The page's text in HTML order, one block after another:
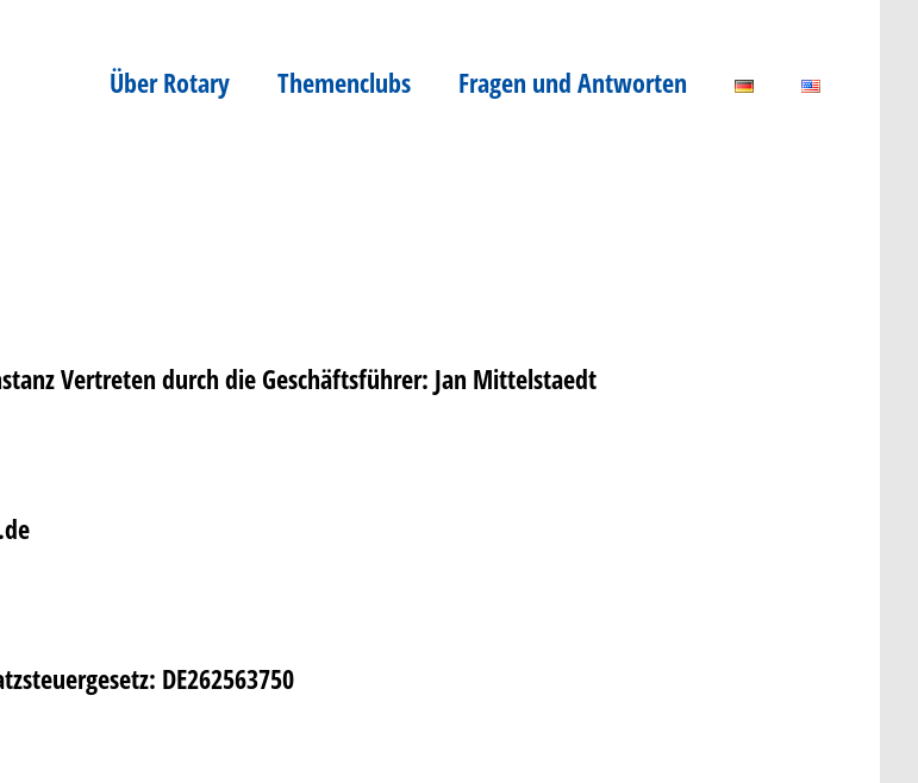
Über Rotary Themenclubs Fragen und Antworten
Vertreten durch die Geschäftsführer: Jan Mittelstaedt
DE262563750